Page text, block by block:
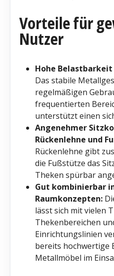
Vorteile für
Nutzer
Hohe
Das stabile
regelmäßigen
frequentierten
unterstützt einen
Angenehmer
Rückenlehne und
Rückenlehne gibt
die Fußstütze das
Theken spürbar
Gut kombinierbar
Raumkonzepten:
lässt sich mit vielen
Thekenbereichen
Einrichtungslinien
bereits hochwertige
Metallmöbel im